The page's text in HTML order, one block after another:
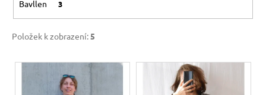
Bavllen 3
Položek k zobrazení:5
V
a
j
í
t